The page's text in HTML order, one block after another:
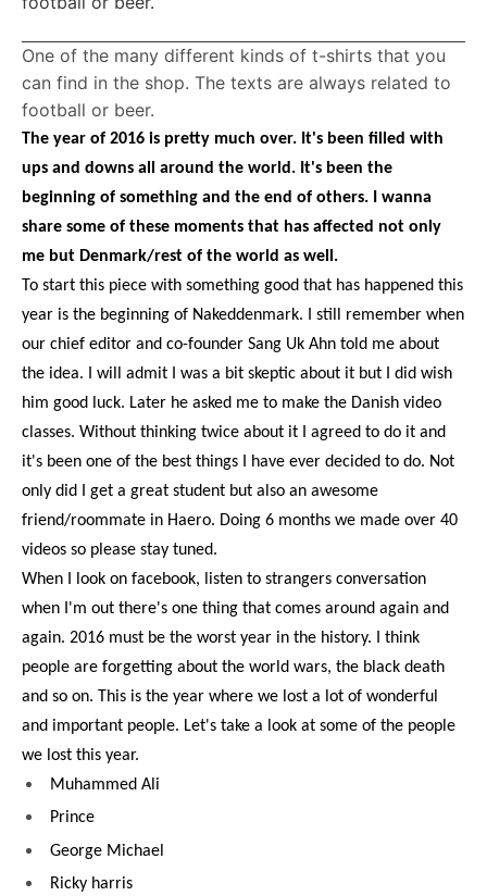
One of the many different kinds of t-shirts that you
can find in the shop. The texts are always related to
football or beer.
The year of 2016 is pretty much over. It's been filled with
ups and downs all around the world. It's been the
beginning of something and the end of others. I wanna
share some of these moments that has affected not only
me but Denmark/rest of the world as well.
To start this piece with something good that has happened this
year is the beginning of Nakeddenmark. I still remember when
our chief editor and co-founder Sang Uk Ahn told me about
the idea. I will admit I was a bit skeptic about it but I did wish
him good luck. Later he asked me to make the Danish video
classes. Without thinking twice about it I agreed to do it and
it's been one of the best things I have ever decided to do. Not
only did I get a great student but also an awesome
friend/roommate in Haero. Doing 6 months we made over 40
videos so please stay tuned.
When I look on facebook, listen to strangers conversation
when I'm out there's one thing that comes around again and
again. 2016 must be the worst year in the history. I think
people are forgetting about the world wars, the black death
and so on. This is the year where we lost a lot of wonderful
and important people. Let's take a look at some of the people
we lost this year.
Muhammed Ali
Prince
George Michael
Ricky harris